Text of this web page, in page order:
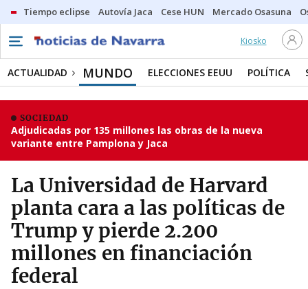
Tiempo eclipse Autovía Jaca Cese HUN Mercado Osasuna
Kiosko
ACTUALIDAD MUNDO ELECCIONES EEUU POLÍTICA
SOCIEDAD
Adjudicadas por 135 millones las obras de la nueva
variante entre Pamplona y Jaca
La Universidad de Harvard
planta cara a las políticas de
Trump y pierde 2.200
millones en financiación
federal